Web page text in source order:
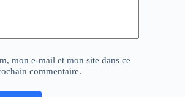
mon e-mail et mon site dans ce
commentaire.